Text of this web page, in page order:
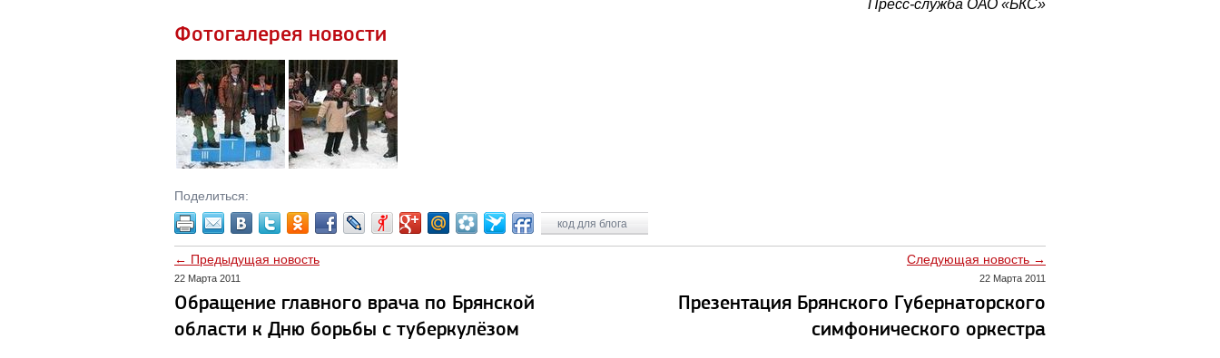
Пресс-служба ОАО «БКС»
Фотогалерея новости
Поделиться:
код для блога
← Предыдущая новость
22 Марта 2011
Обращение главного врача по Брянской
области к Дню борьбы с туберкулёзом
Следующая новость →
22 Марта 2011
Презентация Брянского Губернаторского
симфонического оркестра